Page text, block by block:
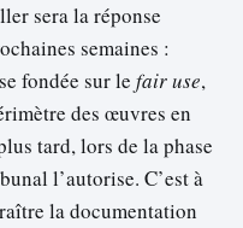
sera la réponse
semaines :
fondée sur le fair use,
des œuvres en
tard, lors de la phase
l’autorise. C’est à
la documentation